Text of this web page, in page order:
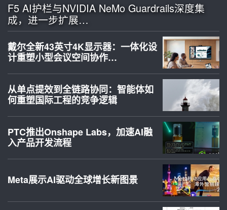
F5 AI护栏与NVIDIA NeMo Guardrails深度集
成，进一步扩展…
戴尔全新43英寸4K显示器：一体化设
计重塑小型会议空间协作…
从单点提效到全链路协同：智能体如
何重塑国际工程的竞争逻辑
PTC推出Onshape Labs，加速AI融
入产品开发流程
Meta展示AI驱动全球增长新图景